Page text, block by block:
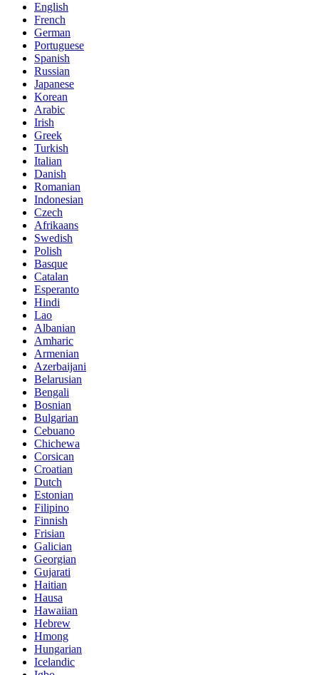
English
French
German
Portuguese
Spanish
Russian
Japanese
Korean
Arabic
Irish
Greek
Turkish
Italian
Danish
Romanian
Indonesian
Czech
Afrikaans
Swedish
Polish
Basque
Catalan
Esperanto
Hindi
Lao
Albanian
Amharic
Armenian
Azerbaijani
Belarusian
Bengali
Bosnian
Bulgarian
Cebuano
Chichewa
Corsican
Croatian
Dutch
Estonian
Filipino
Finnish
Frisian
Galician
Georgian
Gujarati
Haitian
Hausa
Hawaiian
Hebrew
Hmong
Hungarian
Icelandic